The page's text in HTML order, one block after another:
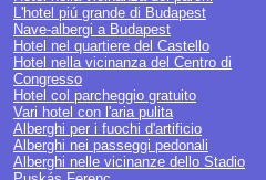
L'hotel piú grande di Budapest
Nave-albergi a Budapest
Hotel nel quartiere del Castello
Hotel nella vicinanza del Centro di
Congresso
Hotel col parcheggio gratuito
Vari hotel con l'aria pulita
Alberghi per i fuochi d'artificio
Alberghi nei passeggi pedonali
Alberghi nelle vicinanze dello Stadio